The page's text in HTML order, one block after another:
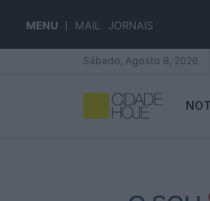
MENU MAIL JORNAIS
Sábado, Agosto 8, 2026